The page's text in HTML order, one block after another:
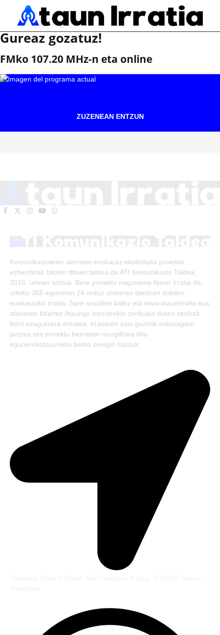
Gureaz gozatuz!
FMko 107.20 MHz-n eta online
ZUZENEAN ENTZUN
Facebook
X
Instagram
YouTubeWhatsApp
Komunikazioaren alorrean euskaraz ekoitzitako proiektu
ezberdinak biltzen dituen taldea da ATI Komunikazio Taldea,
2016. urtean sortua. Bere proiektu nagusiena Ataun Irratia da,
urteko 365 egunetan 24 orduz uhinetan dantzan dabilen
euskarazko irratia. Sare-sozialen bidez eta www.ataunirratia.eus
atariaren bitartez Ataungo herriarekin zerikusia duten zenbait
berri ezagutzera ematea, irratiaren saio guztiak eskuragarri
jartzea eta proiektu berrietan murgiltzea ditu
egunerokotasuneko beste zeregin batzuk.